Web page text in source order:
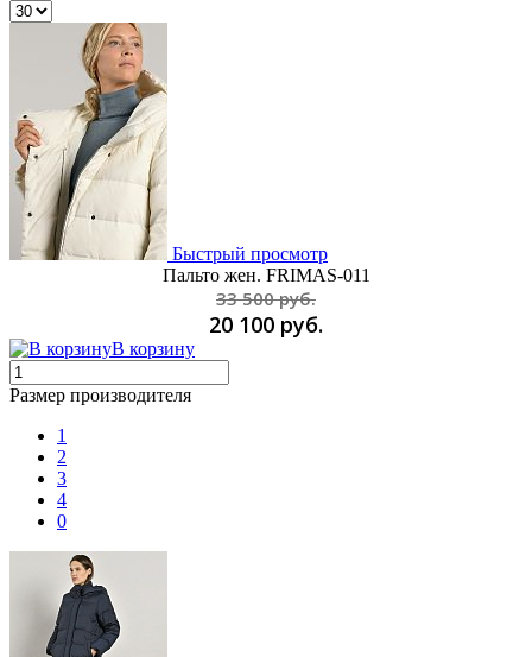
Быстрый просмотр
Пальто жен. FRIMAS-011
33 500 руб.
20 100 руб.
В корзину
Размер производителя
1
2
3
4
0